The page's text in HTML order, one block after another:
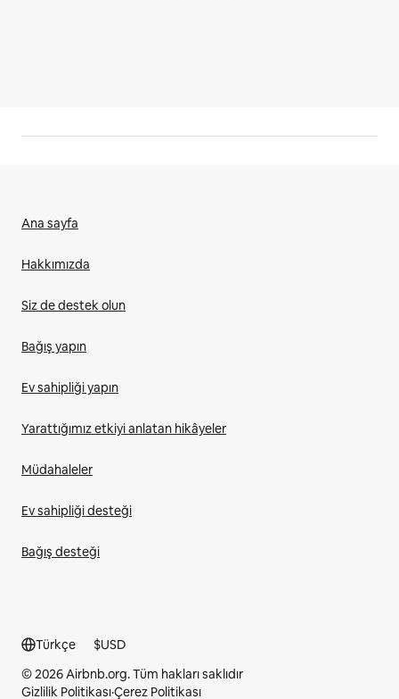
Ana sayfa
Hakkımızda
Siz de destek olun
Bağış yapın
Ev sahipliği yapın
Yarattığımız etkiyi anlatan hikâyeler
Müdahaleler
Ev sahipliği desteği
Bağış desteği
Türkçe $USD
© 2026 Airbnb.org. Tüm hakları saklıdır
Gizlilik Politikası·Çerez Politikası